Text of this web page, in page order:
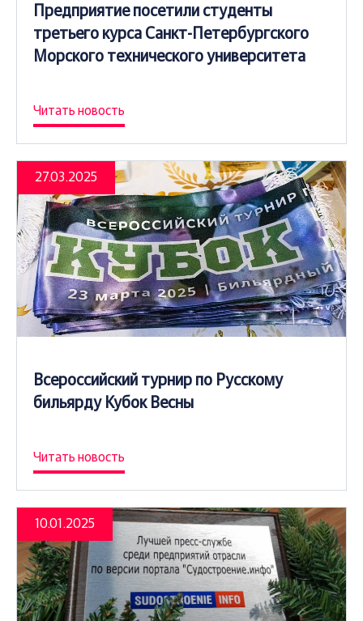
Предприятие посетили студенты
третьего курса Санкт-Петербургского
Морского технического университета
Читать новость
27.03.2025
Всероссийский турнир по Русскому
бильярду Кубок Весны
Читать новость
10.01.2025